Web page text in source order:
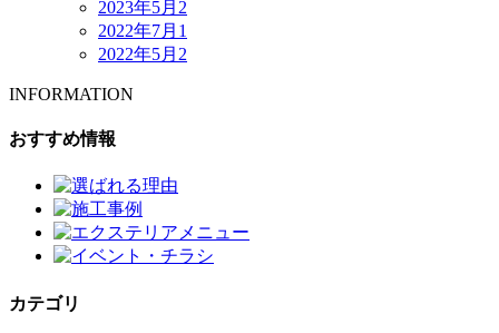
2023年5月 2
2022年7月 1
2022年5月 2
INFORMATION
おすすめ情報
カテゴリ